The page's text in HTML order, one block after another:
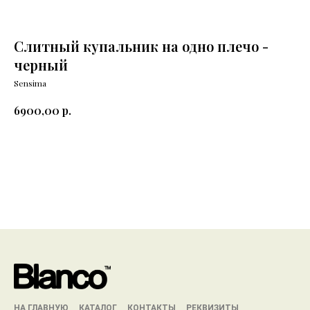
Слитный купальник на одно плечо -
черный
Sensima
6900,00 р.
НА ГЛАВНУЮ КАТАЛОГ КОНТАКТЫ РЕКВИЗИТЫ